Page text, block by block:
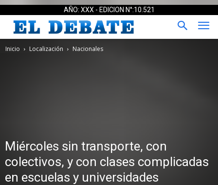
AÑO: XXX - EDICION N°:10.521
Inicio Localización Nacionales
Miércoles sin transporte, con
colectivos, y con clases complicadas
en escuelas y universidades